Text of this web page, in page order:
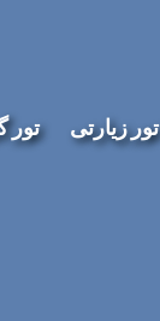
تور زیارتی تور